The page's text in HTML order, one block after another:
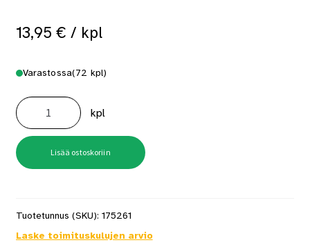
13,95 € / kpl
Varastossa(72 kpl)
Suojamuovi
maalarinteipillä
2700mm
x
20
m
määrä
kpl
Lisää ostoskoriin
Tuotetunnus (SKU): 175261
Laske toimituskulujen arvio